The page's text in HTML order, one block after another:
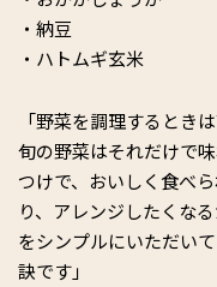
・納豆
・ハトムギ玄米
「野菜を調理するとき
旬の野菜はそれだけで
つけで、おいしく食べ
り、アレンジしたくな
をシンプルにいただい
訣です」